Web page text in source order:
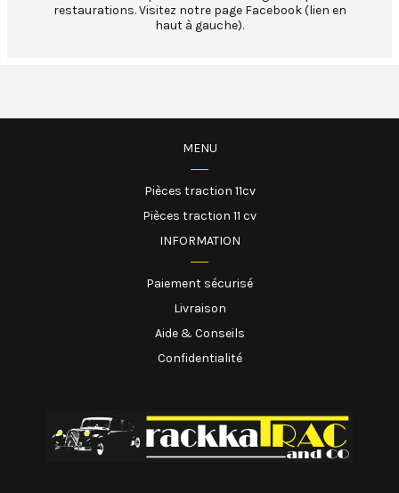
restaurations. Visitez notre page Facebook (lien en
haut à gauche).
MENU
Pièces traction 11cv
Pièces traction 11 cv
INFORMATION
Paiement sécurisé
Livraison
Aide & Conseils
Confidentialité